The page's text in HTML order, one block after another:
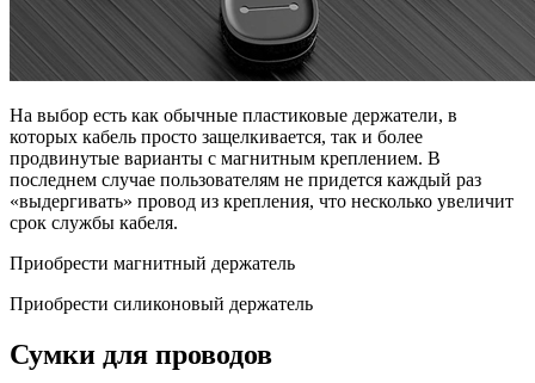
На выбор есть как обычные пластиковые держатели, в
которых кабель просто защелкивается, так и более
продвинутые варианты с магнитным креплением. В
последнем случае пользователям не придется каждый раз
«выдергивать» провод из крепления, что несколько увеличит
срок службы кабеля.
Приобрести магнитный держатель
Приобрести силиконовый держатель
Сумки для проводов